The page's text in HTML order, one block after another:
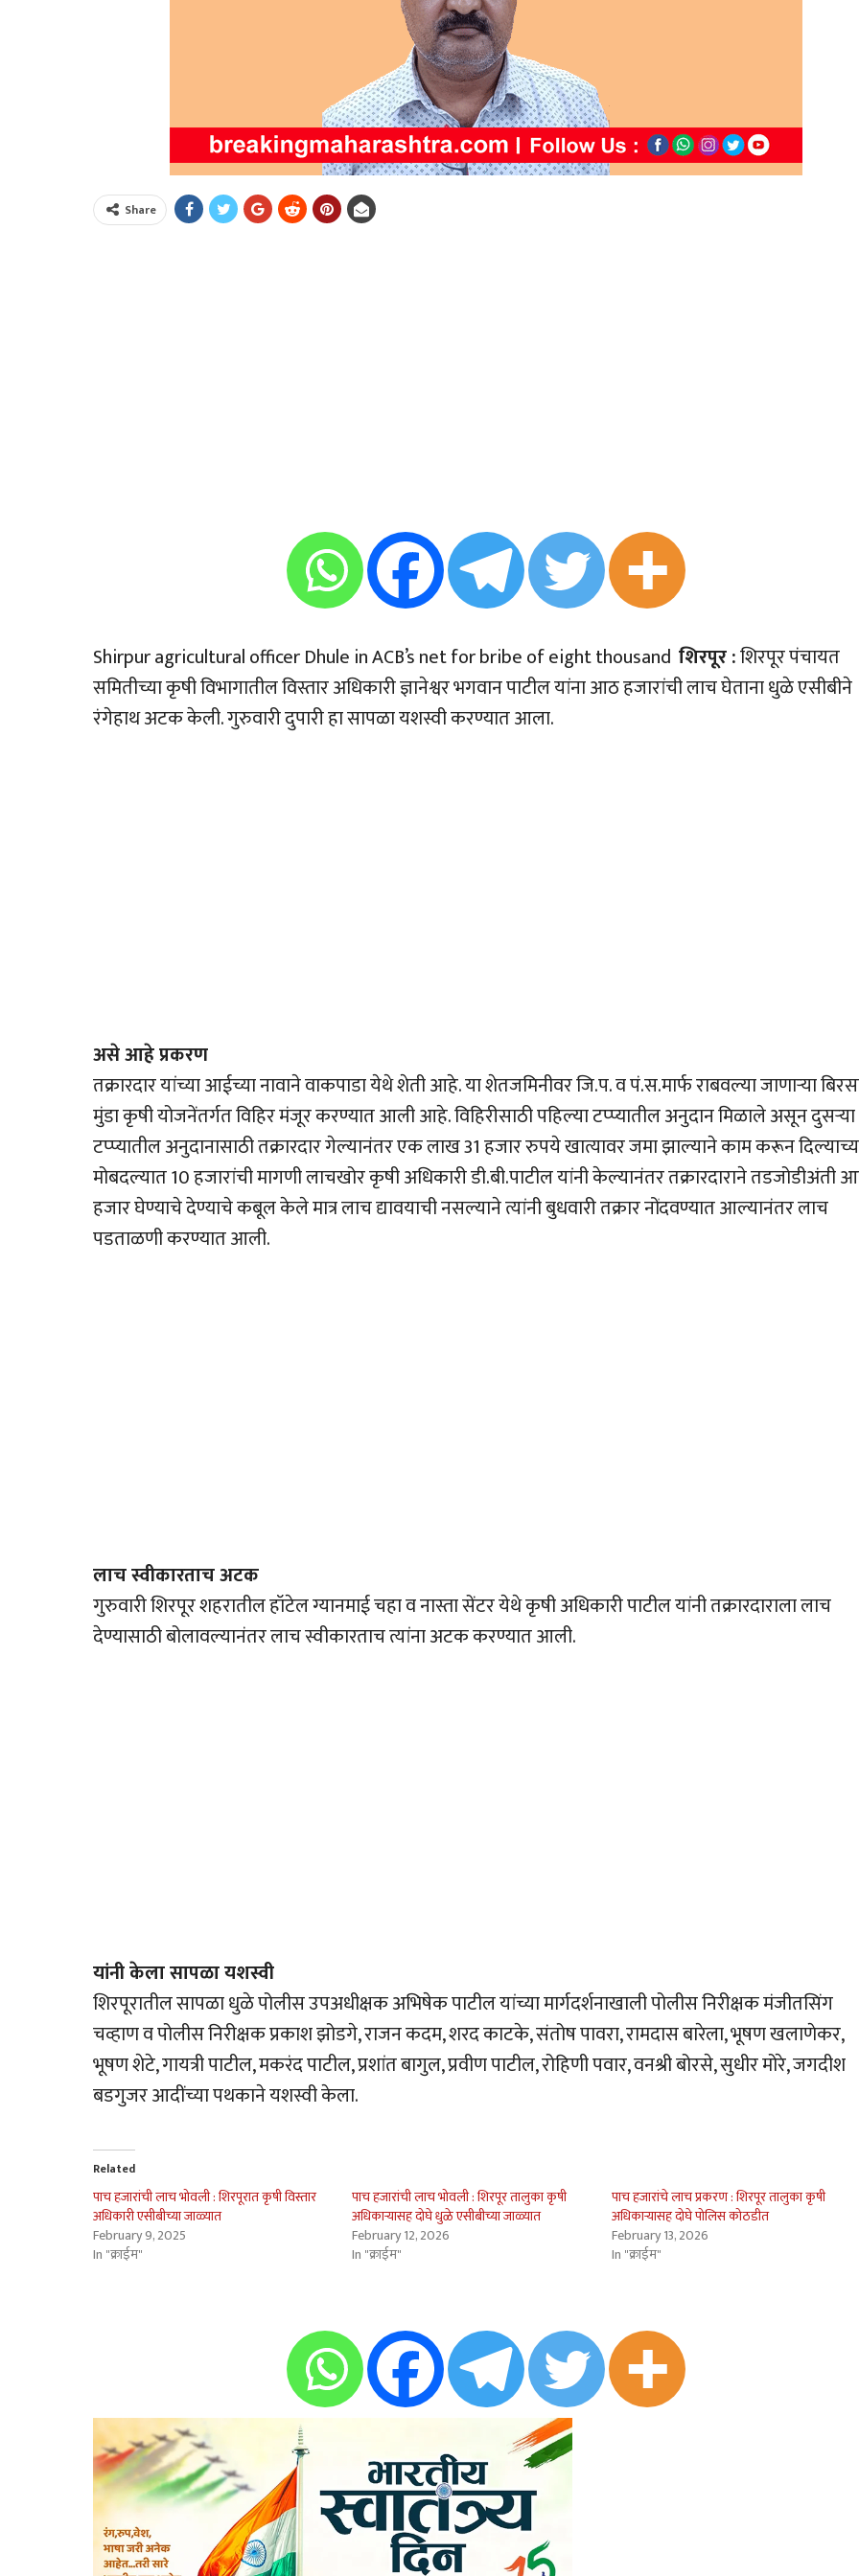
Share
Shirpur agricultural officer Dhule in ACB’s net for bribe of eight thousand शिरपूर :शिरपूर पंचायत
समितीच्या कृषी विभागातील विस्तार अधिकारी ज्ञानेश्वर भगवान पाटील यांना आठ हजारांची लाच घेताना धुळे एसीबीने
रंगेहाथ अटक केली. गुरुवारी दुपारी हा सापळा यशस्वी करण्यात आला.
असे आहे प्रकरण
तक्रारदार यांच्या आईच्या नावाने वाकपाडा येथे शेती आहे. या शेतजमिनीवर जि.प. व पं.स.मार्फ राबवल्या जाणार्‍या
मुंडा कृषी योजनेंतर्गत विहिर मंजूर करण्यात आली आहे. विहिरीसाठी पहिल्या टप्प्यातील अनुदान मिळाले असून दुसर्‍या
टप्प्यातील अनुदानासाठी तक्रारदार गेल्यानंतर एक लाख 31 हजार रुपये खात्यावर जमा झाल्याने काम करून
मोबदल्यात 10 हजारांची मागणी लाचखोर कृषी अधिकारी डी.बी.पाटील यांनी केल्यानंतर तक्रारदाराने तडजोडीअंती
हजार घेण्याचे देण्याचे कबूल केले मात्र लाच द्यावयाची नसल्याने त्यांनी बुधवारी तक्रार नोंदवण्यात आल्यानंतर लाच
पडताळणी करण्यात आली.
लाच स्वीकारताच अटक
गुरुवारी शिरपूर शहरातील हॉटेल ग्यानमाई चहा व नास्ता सेंटर येथे कृषी अधिकारी पाटील यांनी तक्रारदाराला लाच
देण्यासाठी बोलावल्यानंतर लाच स्वीकारताच त्यांना अटक करण्यात आली.
यांनी केला सापळा यशस्वी
शिरपूरातील सापळा धुळे पोलीस उपअधीक्षक अभिषेक पाटील यांच्या मार्गदर्शनाखाली पोलीस निरीक्षक मंजीतसिंग
चव्हाण व पोलीस निरीक्षक प्रकाश झोडगे, राजन कदम, शरद काटके, संतोष पावरा, रामदास बारेला, भूषण खलाणेकर,
भूषण शेटे, गायत्री पाटील, मकरंद पाटील, प्रशांत बागुल, प्रवीण पाटील, रोहिणी पवार, वनश्री बोरसे, सुधीर मोरे, जगदीश
बडगुजर आदींच्या पथकाने यशस्वी केला.
Related
पाच हजारांची लाच भोवली : शिरपूरात कृषी विस्तार
अधिकारी एसीबीच्या जाळ्यात
February 9, 2025
In "क्राईम"
पाच हजारांची लाच भोवली : शिरपूर तालुका कृषी
अधिकार्‍यासह दोघे धुळे एसीबीच्या जाळ्यात
February 12, 2026
In "क्राईम"
पाच हजारांचे लाच प्रकरण : शिरपूर तालुका कृषी
अधिकार्‍यासह दोघे पोलिस कोठडीत
February 13, 2026
In "क्राईम"